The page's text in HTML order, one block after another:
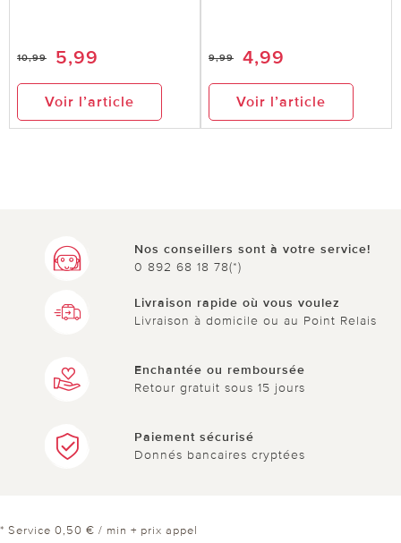
10,99 5,99
Voir l’article
9,99 4,99
Voir l’article
Nos conseillers sont à votre service!
0 892 68 18 78(*)
Livraison rapide où vous voulez
Livraison à domicile ou au Point Relais
Enchantée ou remboursée
Retour gratuit sous 15 jours
Paiement sécurisé
Donnés bancaires cryptées
* Service 0,50 € / min + prix appel